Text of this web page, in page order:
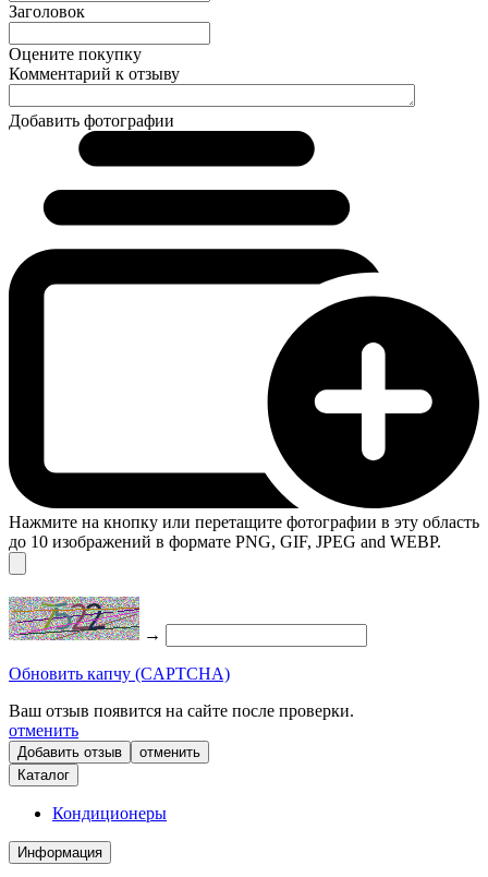
Заголовок
Оцените покупку
Комментарий к отзыву
Добавить фотографии
Нажмите на кнопку или перетащите фотографии в эту область
до 10 изображений в формате PNG, GIF, JPEG and WEBP.
→
Обновить капчу (CAPTCHA)
Ваш отзыв появится на сайте после проверки.
отменить
отменить
Каталог
Кондиционеры
Информация